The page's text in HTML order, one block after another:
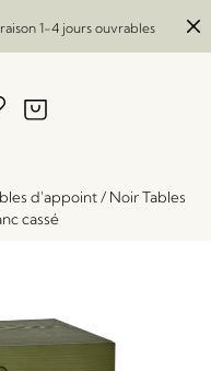
1-4 jours ouvrables
d'appoint/ Noir Tables
cassé